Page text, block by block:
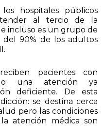
al tercio de la
incluso es un grupo de
90% de los adultos
una atención ya
deficiente. De esta
se destina cerca
pero las condiciones
atención médica son